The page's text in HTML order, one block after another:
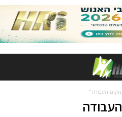
העבודה"